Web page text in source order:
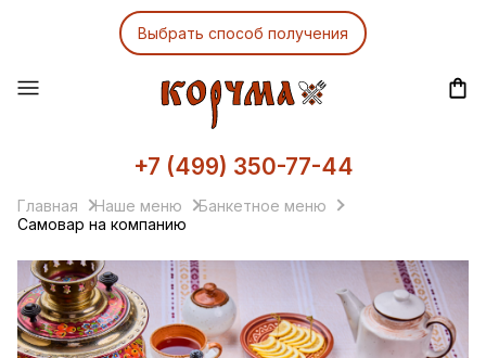
Выбрать способ получения
+7 (499) 350-77-44
Главная Наше меню
Банкетное меню
Самовар на компанию